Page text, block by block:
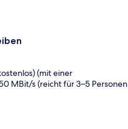
(mit einer
MBit/s (reicht für 3–5 Personen